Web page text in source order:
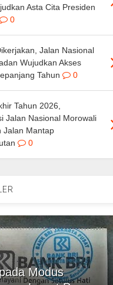
Asta Cita Presiden
0
Jalan Nasional
Wujudkan Akses
Tahun
0
Tahun 2026,
Jalan Nasional Morowali
Jalan Mantap
0
Modus